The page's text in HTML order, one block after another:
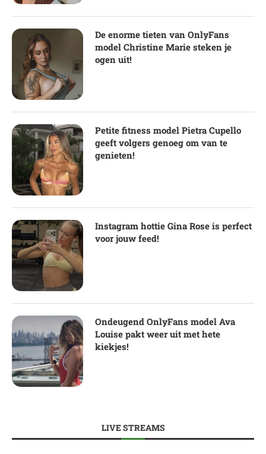
De enorme tieten van OnlyFans
model Christine Marie steken je
ogen uit!
Petite fitness model Pietra Cupello
geeft volgers genoeg om van te
genieten!
Instagram hottie Gina Rose is perfect
voor jouw feed!
Ondeugend OnlyFans model Ava
Louise pakt weer uit met hete
kiekjes!
LIVE STREAMS